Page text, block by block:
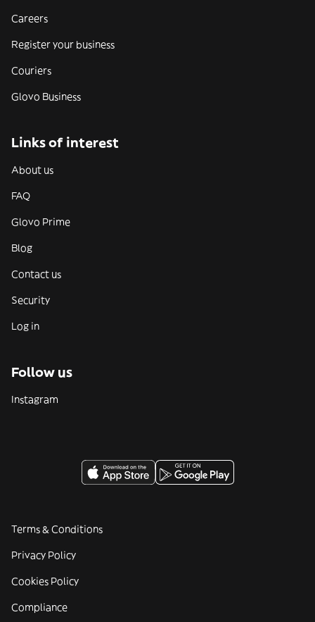
Careers
Register your business
Couriers
Glovo Business
Links of interest
About us
FAQ
Glovo Prime
Blog
Contact us
Security
Log in
Follow us
Instagram
Terms & Conditions
Privacy Policy
Cookies Policy
Compliance